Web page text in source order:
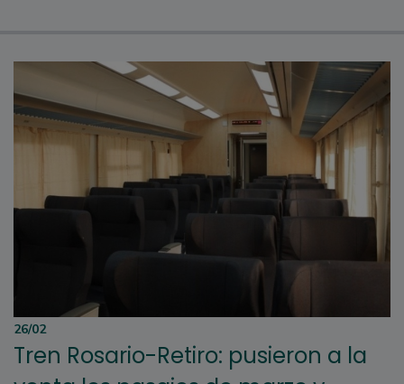
26/02
Tren Rosario-Retiro: pusieron a la